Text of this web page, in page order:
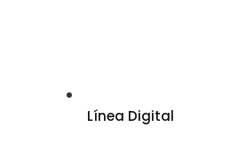
Línea Digital